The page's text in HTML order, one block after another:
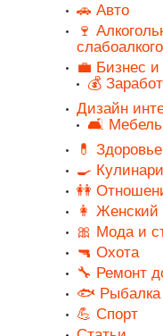
🚗 Авто
🍷
💼 Бизнес
💰
Дизайн
🛋️ Мебель
💊 Здоровье
🍳
👭
👩 Женский
🎀 Мода и
🔫 Охота
🔧 Ремонт
🐟 Рыбалка
💪 Спорт